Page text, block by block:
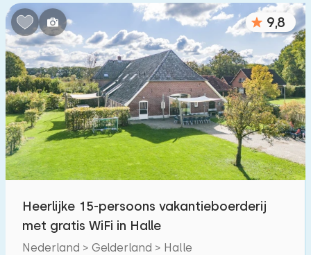
9,8
Heerlijke 15-persoons vakantieboerderij
met gratis WiFi in Halle
Nederland > Gelderland > Halle